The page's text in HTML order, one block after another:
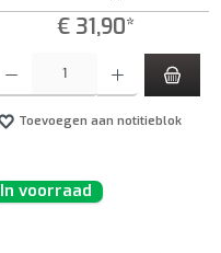
€ 31,90*
Toevoegen aan notitieblok
In voorraad